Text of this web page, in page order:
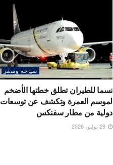
سياحة وسفر
نسما للطيران تطلق خطتها الأضخم
لموسم العمرة وتكشف عن توسعات
دولية من مطار سفنكس